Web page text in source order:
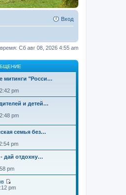
Вход
Сб авг 08, 2026 4:55 am
митинги "Росси…
pm
и детей…
pm
семья без…
pm
дай отдохну…
pm
П
pm